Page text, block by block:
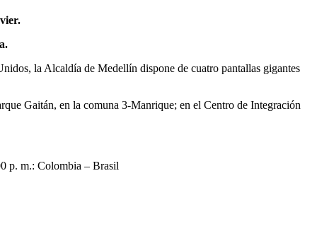
la Alcaldía de Medellín dispone de cuatro pantallas gigantes
Gaitán, en la comuna 3-Manrique; en el Centro de Integración
p. m.: Colombia – Brasil